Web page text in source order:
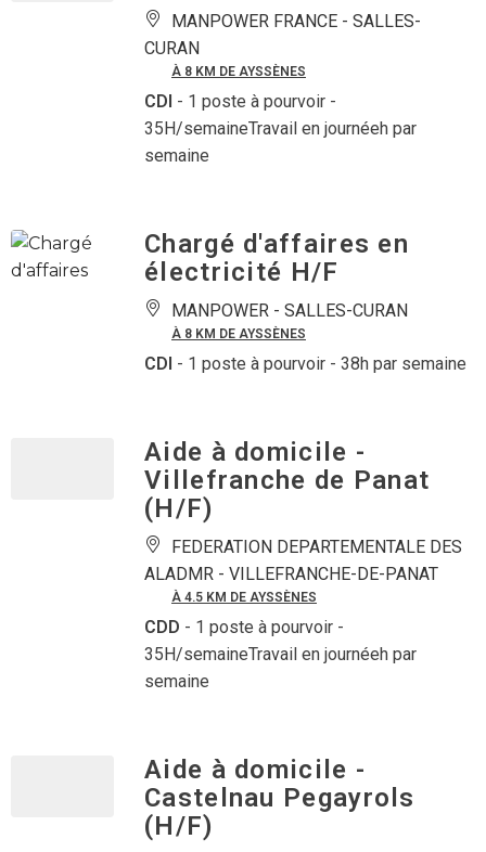
MANPOWER FRANCE - SALLES-
CURAN
À 8 KM DE AYSSÈNES
CDI - 1 poste à pourvoir -
35H/semaineTravail en journéeh par
semaine
Chargé d'affaires en
électricité H/F
MANPOWER - SALLES-CURAN
À 8 KM DE AYSSÈNES
CDI - 1 poste à pourvoir - 38h par semaine
Aide à domicile -
Villefranche de Panat
(H/F)
FEDERATION DEPARTEMENTALE DES
ALADMR - VILLEFRANCHE-DE-PANAT
À 4.5 KM DE AYSSÈNES
CDD - 1 poste à pourvoir -
35H/semaineTravail en journéeh par
semaine
Aide à domicile -
Castelnau Pegayrols
(H/F)